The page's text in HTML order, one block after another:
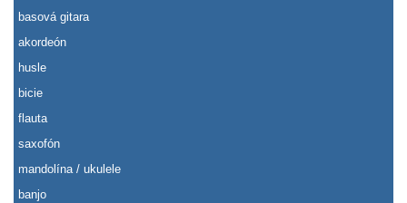
basová gitara
akordeón
husle
bicie
flauta
saxofón
mandolína / ukulele
banjo